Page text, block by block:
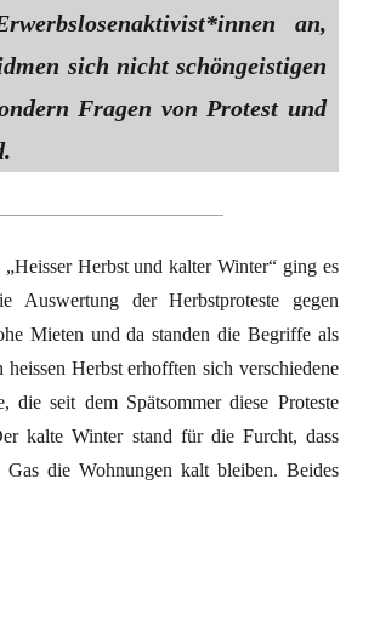
an,
sich nicht schöngeistigen
Fragen von Protest und
Herbst und kalter Winter“ ging es
Auswertung der Herbstproteste gegen
Mieten und da standen die Begriffe als
heissen Herbst erhofften sich verschiedene
die seit dem Spätsommer diese Proteste
kalte Winter stand für die Furcht, dass
Gas die Wohnungen kalt bleiben. Beides
zu den Sozialprotesten gegen Inflation“